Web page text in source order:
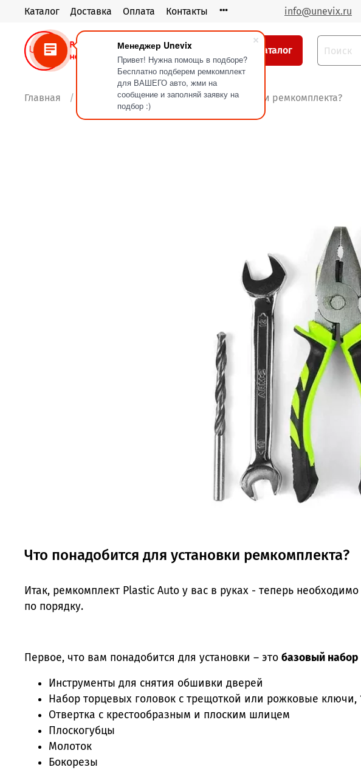
Менеджер Unevix
Привет! Нужна помощь в подборе?
Бесплатно подберем ремкомплект
для ВАШЕГО авто, жми на
сообщение и заполняй заявку на
подбор :)
Каталог Доставка Оплата Контакты info@unevix.ru
Каталог
Главная Что понадобится для установки ремкомплекта?
Что понадобится для установки ремкомплекта?
Итак, ремкомплект Plastic Auto у вас в руках - теперь
по порядку.
Первое, что вам понадобится для установки – это базовый набор
Инструменты для снятия обшивки дверей
Набор торцевых головок с трещоткой или рожковые ключи,
Отвертка с крестообразным и плоским шлицем
Плоскогубцы
Молоток
Бокорезы